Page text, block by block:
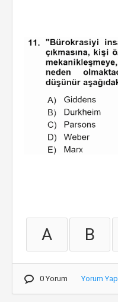
A B
0 Yorum Yorum Yap